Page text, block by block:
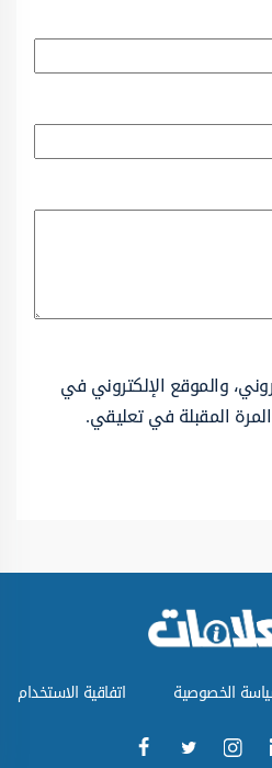
والموقع الإلكتروني في
المقبلة في تعليقي.
الخصوصية اتفاقية الاستخدام